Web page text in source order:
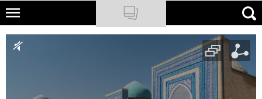
Skip
main
NATIONAL GEOGRAPHIC